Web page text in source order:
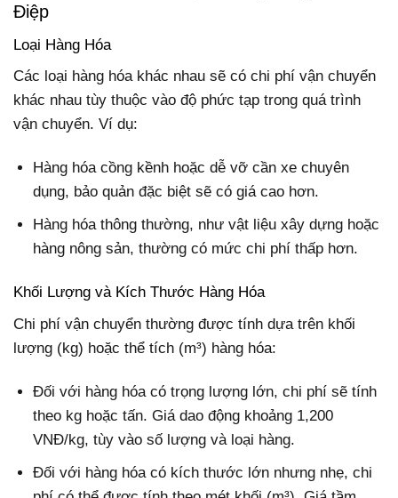
Điệp
Loại Hàng Hóa
Các loại hàng hóa khác nhau sẽ có chi phí vận chuyển
khác nhau tùy thuộc vào độ phức tạp trong quá trình
vận chuyển. Ví dụ:
Hàng hóa cồng kềnh hoặc dễ vỡ cần xe chuyên
dụng, bảo quản đặc biệt sẽ có giá cao hơn.
Hàng hóa thông thường, như vật liệu xây dựng hoặc
hàng nông sản, thường có mức chi phí thấp hơn.
Khối Lượng và Kích Thước Hàng Hóa
Chi phí vận chuyển thường được tính dựa trên khối
lượng (kg) hoặc thể tích (m³) hàng hóa:
Đối với hàng hóa có trọng lượng lớn, chi phí sẽ tính
theo kg hoặc tấn. Giá dao động khoảng 1,200
VNĐ/kg, tùy vào số lượng và loại hàng.
Đối với hàng hóa có kích thước lớn nhưng nhẹ, chi